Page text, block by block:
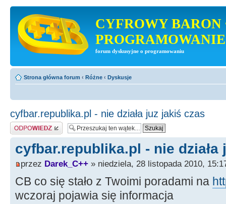
CYFROWY BARON
PROGRAMOWANIE
forum dyskusyjne o programowaniu
Strona główna forum ‹ Różne ‹ Dyskusje
cyfbar.republika.pl - nie działa juz jakiś czas
Odpowiedz
cyfbar.republika.pl - nie działa
przez Darek_C++ » niedziela, 28 listopada 2010,
CB co się stało z Twoimi poradami na
wczoraj pojawia się informacja